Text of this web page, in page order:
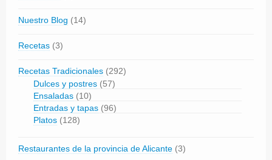
Nuestro Blog (14)
Recetas (3)
Recetas Tradicionales (292)
Dulces y postres (57)
Ensaladas (10)
Entradas y tapas (96)
Platos (128)
Restaurantes de la provincia de Alicante (3)